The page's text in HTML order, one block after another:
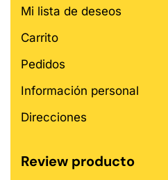
Mi lista de deseos
Carrito
Pedidos
Información personal
Direcciones
Review producto